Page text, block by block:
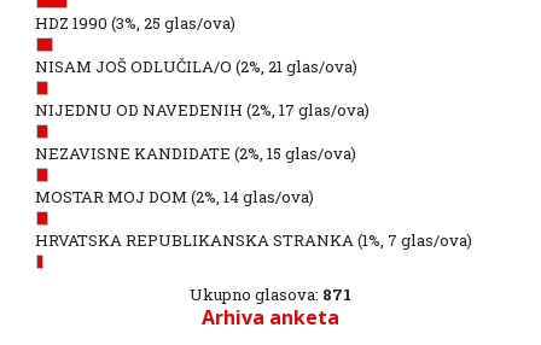
HDZ 1990 (3%, 25 glas/ova)
NISAM JOŠ ODLUČILA/O (2%, 21 glas/ova)
NIJEDNU OD NAVEDENIH (2%, 17 glas/ova)
NEZAVISNE KANDIDATE (2%, 15 glas/ova)
MOSTAR MOJ DOM (2%, 14 glas/ova)
HRVATSKA REPUBLIKANSKA STRANKA(1%, 7 glas/ova)
Ukupno glasova: 871
Arhiva anketa